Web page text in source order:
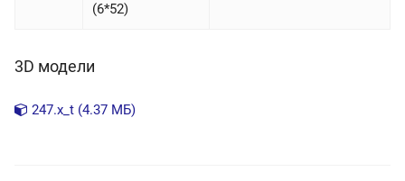
(6*52)
3D модели
247.x_t (4.37 МБ)